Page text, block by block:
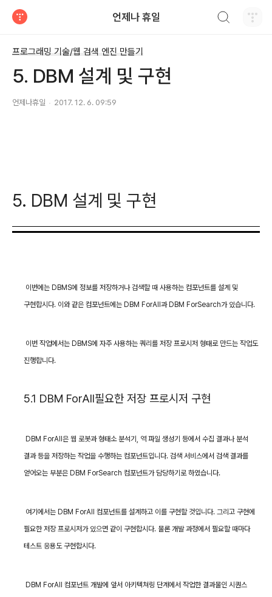
언제나 휴일
프로그래밍 기술/웹 검색 엔진 만들기
5. DBM 설계 및 구현
언제나휴일 2017. 12. 6. 09:59
5. DBM 설계 및 구현
이번에는 DBMS에 정보를 저장하거나 검색할 때 사용하는 컴포넌트를 설계 및
구현합시다. 이와 같은 컴포넌트에는DBM ForAll 과DBM ForSearch가 있습니다.
이번 작업에서는 DBMS에 자주 사용하는 쿼리를 저장 프로시저 형태로 만드는 작업도
진행합니다.
5.1 DBM ForAll필요한 저장 프로시저 구현
DBM ForAll은 웹 로봇과 형태소 분석기
역 파일 생성기 등에서 수집 결과나 분석
결과 등을 저장하는 작업을 수행하는 컴포넌트입니다. 검색 서비스에서 검색 결과를
얻어오는 부분은DBM ForSearch 컴포넌트가 담당하기로 하였습니다.
여기에서는 DBM ForAll컴포넌트를 설계하고 이를 구현할 것입니다.그리고 구현에
필요한 저장 프로시저가 있으면 같이 구현합시다. 물론 개발 과정에서 필요할 때마다
테스트 응용도 구현합시다.
DBM ForAll컴포넌트 개발에 앞서 아키텍쳐링 단계에서 작업한 결과물인 시퀀스